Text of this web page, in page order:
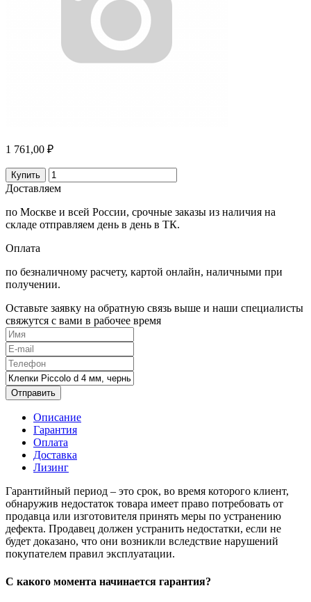
1 761,00 ₽
Купить
Доставляем
по Москве и всей России, срочные заказы из наличия на
складе отправляем день в день в ТК.
Оплата
по безналичному расчету, картой онлайн, наличными при
получении.
Оставьте заявку на обратную связь выше и наши специалисты
свяжутся с вами в рабочее время
Отправить
Описание
Гарантия
Оплата
Доставка
Лизинг
Гарантийный период – это срок, во время которого клиент,
обнаружив недостаток товара имеет право потребовать от
продавца или изготовителя принять меры по устранению
дефекта. Продавец должен устранить недостатки, если не
будет доказано, что они возникли вследствие нарушений
покупателем правил эксплуатации.
С какого момента начинается гарантия?